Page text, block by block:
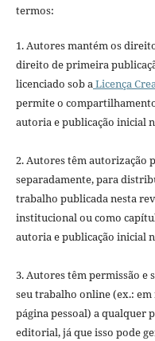
termos:
1. Autores mantém os
direito de primeira
licenciado sob aLicença
permite o
autoria e publicação inicial
2. Autores têm autorização
separadamente, para
trabalho publicada nesta
institucional ou como
autoria e publicação inicial
3. Autores têm permissão
seu trabalho online (ex.:
página pessoal) a qualquer
editorial, já que isso pode